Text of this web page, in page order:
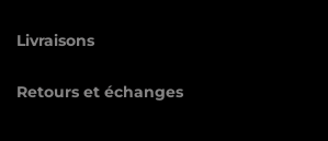
Livraisons
Retours et échanges